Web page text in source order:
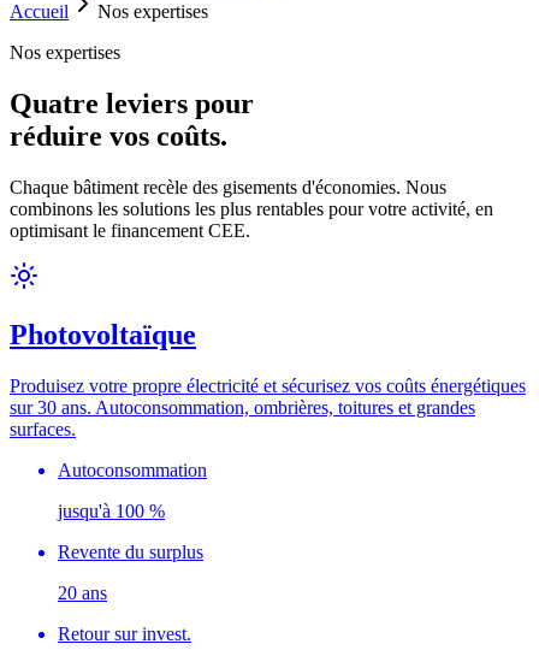
Accueil
Nos expertises
Nos expertises
Quatre leviers pour
réduire vos coûts.
Chaque bâtiment recèle des gisements d'économies. Nous
combinons les solutions les plus rentables pour votre activité, en
optimisant le financement CEE.
Photovoltaïque
Produisez votre propre électricité et sécurisez vos coûts énergétiques
sur 30 ans. Autoconsommation, ombrières, toitures et grandes
surfaces.
Autoconsommation
jusqu'à 100 %
Revente du surplus
20 ans
Retour sur invest.